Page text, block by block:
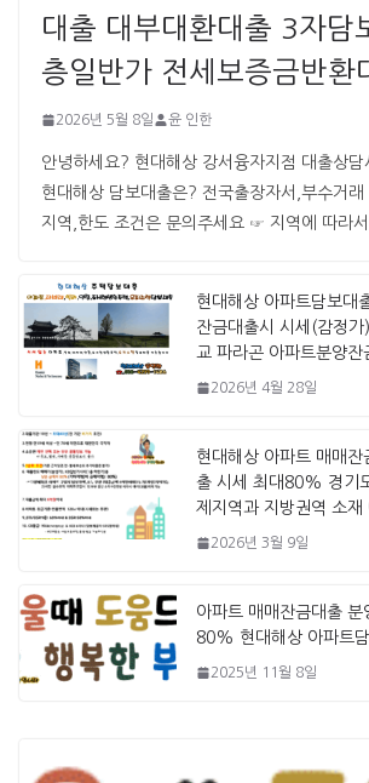
대출 대부대환대출 3자담
층일반가 전세보증금반환
2026년 5월 8일 윤 인한
안녕하세요? 현대해상 강서융자지점 대출상담
현대해상 담보대출은? 전국출장자서,부수거
지역,한도 조건은 문의주세요 ☞ 지역에 따라
현대해상 아파트담보대
잔금대출시 시세(감정
교 파라곤 아파트분양잔
2026년 4월 28일
현대해상 아파트 매매잔
출 시세 최대80% 경기
제지역과 지방권역 소재
2026년 3월 9일
아파트 매매잔금대출 분
80% 현대해상 아파트
2025년 11월 8일